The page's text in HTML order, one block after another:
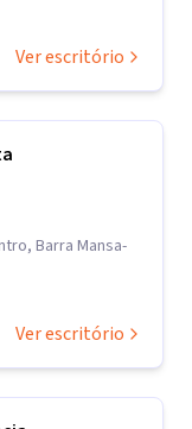
Ver escritório
Barra Mansa-
Ver escritório